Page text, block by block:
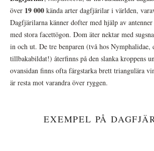
över 19 000 kända arter dagfjärilar i världen,
Dagfjärilarna känner dofter med hjälp av
med stora facettögon. Dom äter nektar med
in och ut. De tre benparen (två hos Nymphalidae,
tillbakabildat!) återfinns på den slanka kroppens
ovansidan finns ofta färgstarka brett triangulära
är resta mot varandra över ryggen.
EXEMPEL PÅ